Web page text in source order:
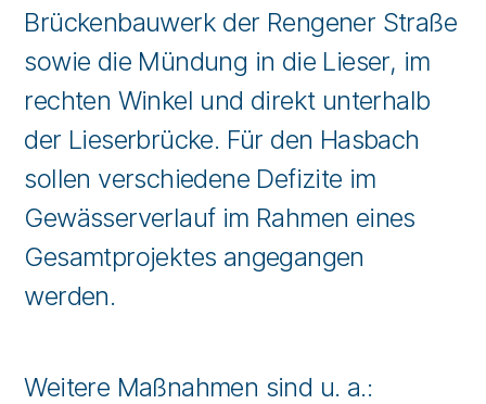
Brückenbauwerk der Rengener Straße
sowie die Mündung in die Lieser, im
rechten Winkel und direkt unterhalb
der Lieserbrücke. Für den Hasbach
sollen verschiedene Defizite im
Gewässerverlauf im Rahmen eines
Gesamtprojektes angegangen
werden.
Weitere Maßnahmen sind u. a.: